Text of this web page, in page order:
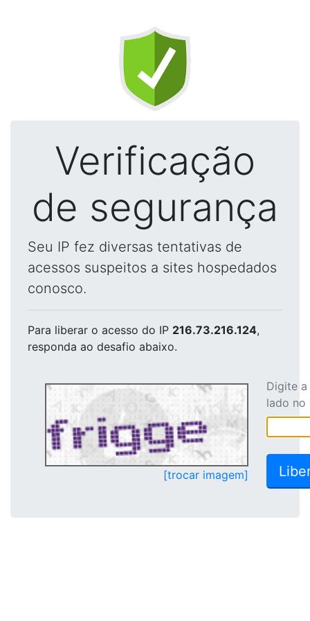
Verificação
de segurança
Seu IP fez diversas tentativas de
acessos suspeitos a sites hospedados
conosco.
Para liberar o acesso do IP 216.73.216.124,
responda ao desafio abaixo.
[trocar imagem]
Digite
lado no